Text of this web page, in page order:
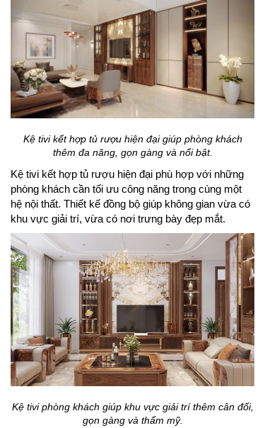
Kệ tivi kết hợp tủ rượu hiện đại giúp phòng khách
thêm đa năng, gọn gàng và nổi bật.
Kệ tivi kết hợp tủ rượu hiện đại phù hợp với những
phòng khách cần tối ưu công năng trong cùng một
hệ nội thất. Thiết kế đồng bộ giúp không gian vừa có
khu vực giải trí, vừa có nơi trưng bày đẹp mắt.
Kệ tivi phòng khách giúp khu vực giải trí thêm cân đối,
gọn gàng và thẩm mỹ.